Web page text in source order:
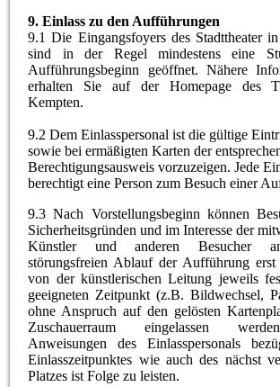
9.Einlass zu den Aufführungen
9.1 Die Eingangsfoyers des Stadttheater
sind in der Regel mindestens eine
Aufführungsbeginn geöffnet. Nähere
erhalten Sie auf der Homepage des
Kempten.
9.2 Dem Einlasspersonal ist die gültige
sowie bei ermäßigten Karten der
Berechtigungsausweis vorzuzeigen. Jede
berechtigt eine Person zum Besuch einer
9.3 Nach Vorstellungsbeginn können
Sicherheitsgründen und im Interesse der
Künstler und anderen Besucher
störungsfreien Ablauf der Aufführung
von der künstlerischen Leitung jeweils
geeigneten Zeitpunkt (z.B. Bildwechsel,
ohne Anspruch auf den gelösten
Zuschauerraum eingelassen
Anweisungen des Einlasspersonals
Einlasszeitpunktes wie auch des nächst
Platzes ist Folge zu leisten.